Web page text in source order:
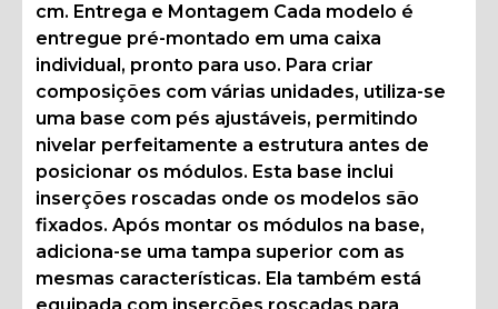
cm. Entrega e Montagem Cada modelo é
entregue pré-montado em uma caixa
individual, pronto para uso. Para criar
composições com várias unidades, utiliza-se
uma base com pés ajustáveis, permitindo
nivelar perfeitamente a estrutura antes de
posicionar os módulos. Esta base inclui
inserções roscadas onde os modelos são
fixados. Após montar os módulos na base,
adiciona-se uma tampa superior com as
mesmas características. Ela também está